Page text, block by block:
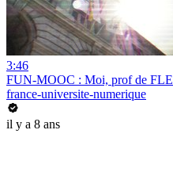
3:46
FUN-MOOC : Moi, prof de FLE
france-universite-numerique
il y a 8 ans